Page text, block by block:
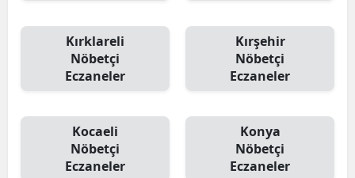
Kırklareli
Nöbetçi
Eczaneler
Kırşehir
Nöbetçi
Eczaneler
Kocaeli
Nöbetçi
Eczaneler
Konya
Nöbetçi
Eczaneler